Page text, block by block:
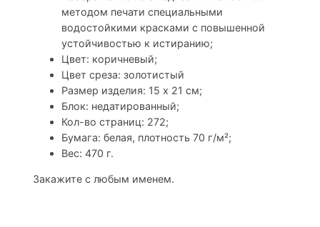
методом печати специальными
водостойкими красками с повышенной
устойчивостью к истиранию;
Цвет: коричневый;
Цвет среза: золотистый
Размер изделия: 15 х 21 см;
Блок: недатированный;
Кол-во страниц: 272;
Бумага: белая, плотность 70 г/м²;
Вес: 470 г.
Закажите с любым именем.